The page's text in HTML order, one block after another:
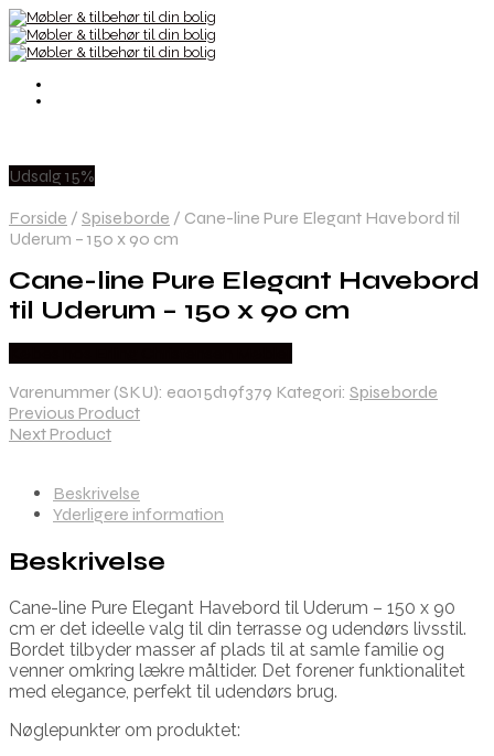
Udsalg 15%
Forside / Spiseborde / Cane-line Pure Elegant Havebord til
Uderum – 150 x 90 cm
Cane-line Pure Elegant Havebord
til Uderum – 150 x 90 cm
Varenummer (SKU): ea015d19f379 Kategori: Spiseborde
Previous Product
Next Product
Beskrivelse
Yderligere information
Beskrivelse
Cane-line Pure Elegant Havebord til Uderum – 150 x 90
cm er det ideelle valg til din terrasse og udendørs livsstil.
Bordet tilbyder masser af plads til at samle familie og
venner omkring lækre måltider. Det forener funktionalitet
med elegance, perfekt til udendørs brug.
Nøglepunkter om produktet: